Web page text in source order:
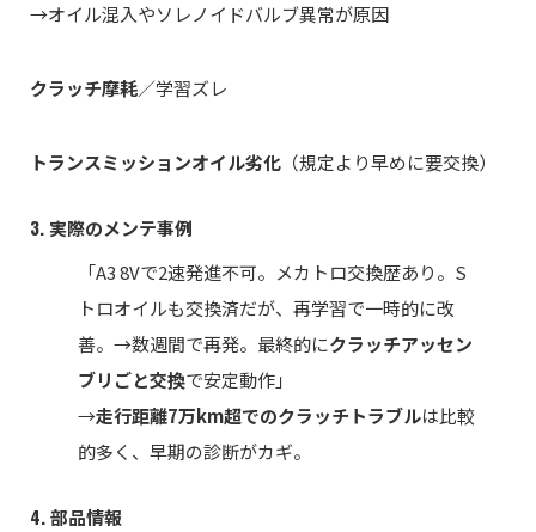
→オイル混入やソレノイドバルブ異常が原因
クラッチ摩耗／学習ズレ
トランスミッションオイル劣化 （規定より早めに要交換）
3. 実際のメンテ事例
「A3 8Vで2速発進不可。メカトロ交換歴あり。S
トロオイルも交換済だが、再学習で一時的に改
善。→数週間で再発。最終的にクラッチアッセン
ブリごと交換で安定動作」
→走行距離7万km超でのクラッチトラブルは比較
的多く、早期の診断がカギ。
4. 部品情報